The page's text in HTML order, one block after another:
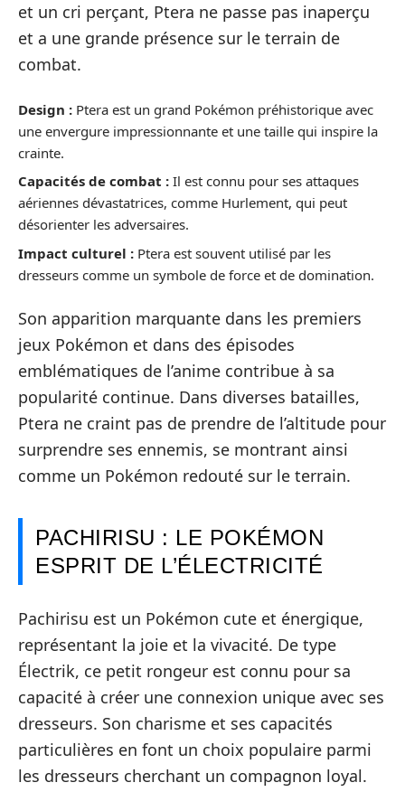
et un cri perçant, Ptera ne passe pas inaperçu
et a une grande présence sur le terrain de
combat.
Design : Ptera est un grand Pokémon préhistorique avec
une envergure impressionnante et une taille qui inspire la
crainte.
Capacités de combat : Il est connu pour ses attaques
aériennes dévastatrices, comme Hurlement, qui peut
désorienter les adversaires.
Impact culturel : Ptera est souvent utilisé par les
dresseurs comme un symbole de force et de domination.
Son apparition marquante dans les premiers
jeux Pokémon et dans des épisodes
emblématiques de l’anime contribue à sa
popularité continue. Dans diverses batailles,
Ptera ne craint pas de prendre de l’altitude pour
surprendre ses ennemis, se montrant ainsi
comme un Pokémon redouté sur le terrain.
PACHIRISU : LE POKÉMON
ESPRIT DE L’ÉLECTRICITÉ
Pachirisu est un Pokémon cute et énergique,
représentant la joie et la vivacité. De type
Électrik, ce petit rongeur est connu pour sa
capacité à créer une connexion unique avec ses
dresseurs. Son charisme et ses capacités
particulières en font un choix populaire parmi
les dresseurs cherchant un compagnon loyal.